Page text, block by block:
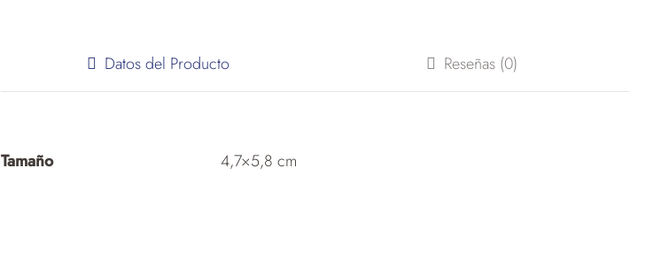
Datos del Producto Reseñas (0)
Tamaño 4,7×5,8 cm